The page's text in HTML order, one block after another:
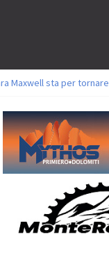
Maxwell sta per tornare
per Ghibaudo,
della Brianza: l’ultima
Relay firma il